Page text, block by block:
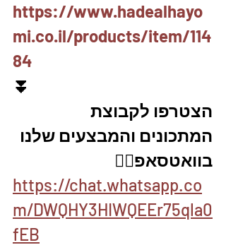
https://www.hadealhayo
mi.co.il/products/item/114
84
⏬
הצטרפו לקבוצת
המתכונים והמבצעים שלנו
בוואטסאפ👇🏽
https://chat.whatsapp.co
m/DWQHY3HIWQEEr75qla0
fEB